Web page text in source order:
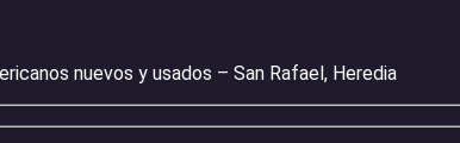
nuevos y usados – San Rafael, Heredia